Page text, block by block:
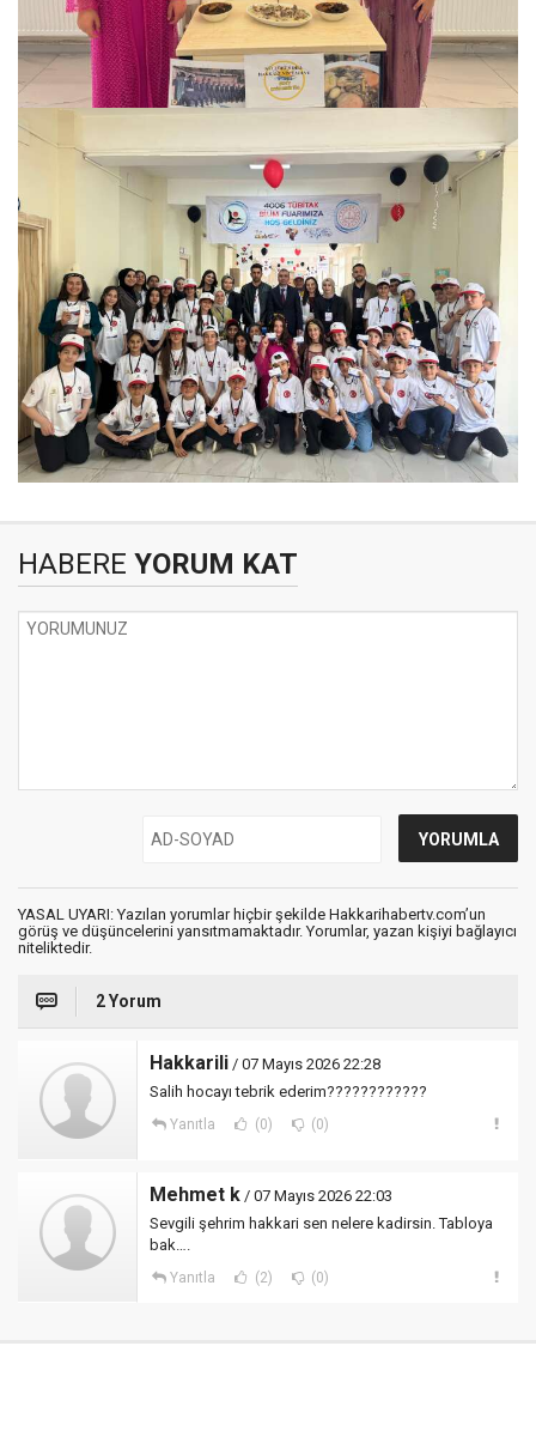
HABERE YORUM KAT
YASAL UYARI: Yazılan yorumlar hiçbir şekilde Hakkarihabertv.com’un
görüş ve düşüncelerini yansıtmamaktadır. Yorumlar, yazan kişiyi bağlayıcı
niteliktedir.
2 Yorum
Hakkarili / 07 Mayıs 2026 22:28
Salih hocayı tebrik ederim????????????
Yanıtla (0) (0)
Mehmet k / 07 Mayıs 2026 22:03
Sevgili şehrim hakkari sen nelere kadirsin. Tabloya
bak….
Yanıtla (2) (0)